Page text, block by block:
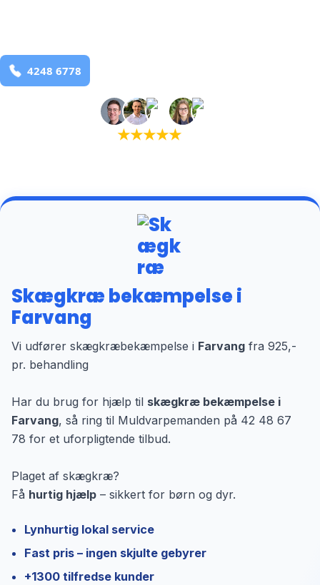
★★★★★
Skægkræ bekæmpelse i
Farvang
Vi udfører skægkræbekæmpelse i Farvang fra 925,-
pr. behandling
Har du brug for hjælp til skægkræ bekæmpelse i
Farvang, så ring til Muldvarpemanden på 42 48 67
78 for et uforpligtende tilbud.
Plaget af skægkræ?
Få hurtig hjælp – sikkert for børn og dyr.
Lynhurtig lokal service
Fast pris – ingen skjulte gebyrer
+1300 tilfredse kunder